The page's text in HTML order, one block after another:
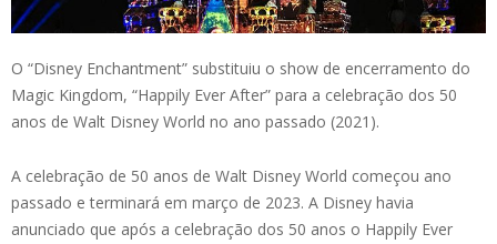
O “Disney Enchantment” substituiu o show de encerramento do
Magic Kingdom, “Happily Ever After” para a celebração dos 50
anos de Walt Disney World no ano passado (2021).
A celebração de 50 anos de Walt Disney World começou ano
passado e terminará em março de 2023. A Disney havia
anunciado que após a celebração dos 50 anos o Happily Ever